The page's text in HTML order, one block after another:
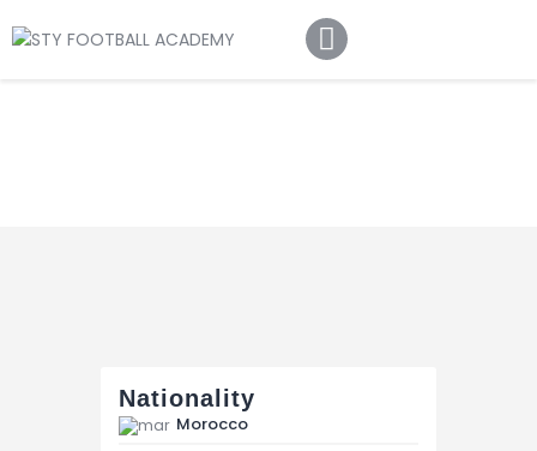
Nationality
Morocco